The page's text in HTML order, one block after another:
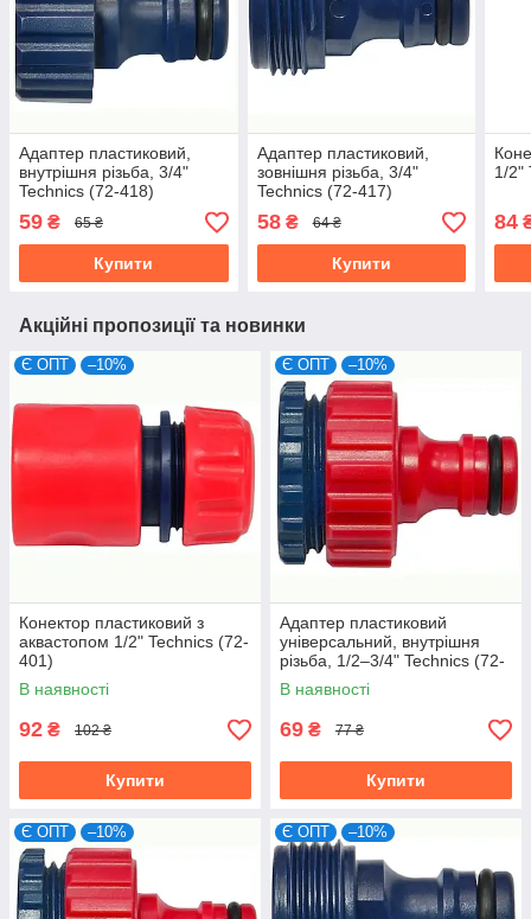
Адаптер пластиковий,
внутрішня різьба, 3/4"
Technics (72-418)
59 ₴ 65 ₴
Купити
Адаптер пластиковий,
зовнішня різьба, 3/4"
Technics (72-417)
58₴ 64 ₴
Купити
1/2"
84
Акційні пропозиції та новинки
Є ОПТ –10%
Конектор пластиковий з
аквастопом 1/2" Technics (72-
401)
В наявності
92 ₴ 102 ₴
Купити
Є ОПТ –10%
Адаптер пластиковий
універсальний, внутрішня
різьба, 1/2–3/4" Technics (72-
415)
В наявності
69 ₴ 77 ₴
Купити
Є ОПТ –10% Є ОПТ –10%